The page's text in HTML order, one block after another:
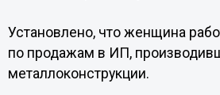
Установлено, что женщина
по продажам в ИП,
металлоконструкции.